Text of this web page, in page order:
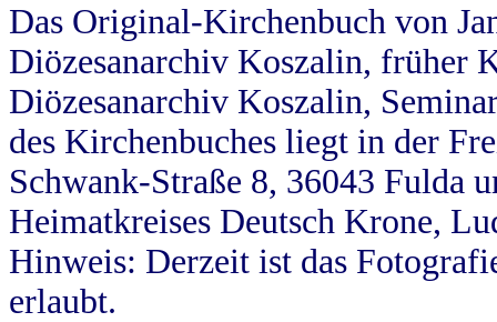
Das Original-Kirchenbuch von
Diözesanarchiv Koszalin, früher
Diözesanarchiv Koszalin,
des Kirchenbuches liegt in der
Schwank-Straße 8, 36043 Fulda
Heimatkreises Deutsch Krone,
Hinweis: Derzeit ist das
erlaubt.